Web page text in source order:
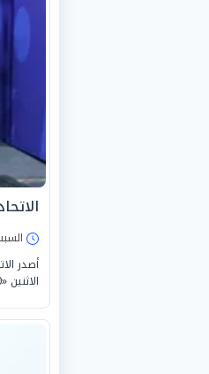
السبت 18/يوليو/2026
أصدر
الاثنين «20» والثلاثاء «21» من شهر يوليو الجاري بمختلف الفئات والدرجات.